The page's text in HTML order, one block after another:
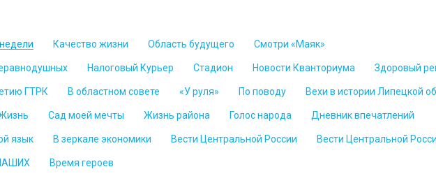
Качество жизни Область будущего Смотри «Маяк»
Налоговый Курьер Стадион Новости Кванториума Здоровый
ГТРК В областном совете «У руля» По поводу Вехи в истории Липецкой
Сад моей мечты Жизнь района Голос народа Дневник впечатлений
язык В зеркале экономики Вести Центральной России Вести Центральной
Время героев